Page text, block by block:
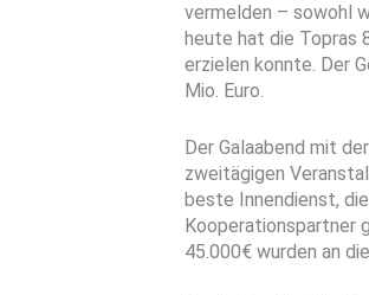
vermelden – sowohl
heute hat die Topras
erzielen konnte. Der
Mio. Euro.
Der Galaabend mit
zweitägigen
beste Innendienst,
Kooperationspartner
45.000€ wurden an